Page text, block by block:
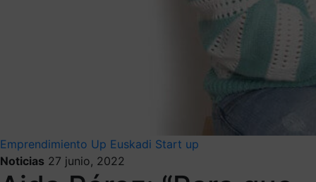
Emprendimiento Up Euskadi Start up
Noticias 27 junio, 2022